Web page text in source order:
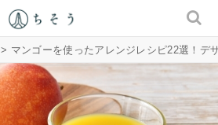
> マンゴーを使ったアレンジレシピ22選！デ